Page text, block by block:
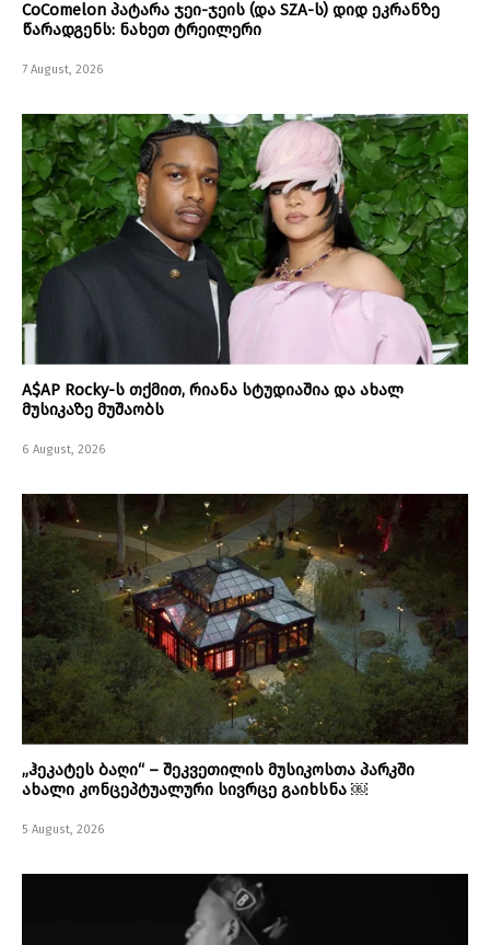
CoComelon პატარა ჯეი-ჯეის (და SZA-ს) დიდ ეკრანზე
წარადგენს: ნახეთ ტრეილერი
7 August, 2026
A$AP Rocky-ს თქმით, რიანა სტუდიაშია და ახალ
მუსიკაზე მუშაობს
6 August, 2026
„ჰეკატეს ბაღი“ – შეკვეთილის მუსიკოსთა პარკში
ახალი კონცეპტუალური სივრცე გაიხსნა ￼
5 August, 2026